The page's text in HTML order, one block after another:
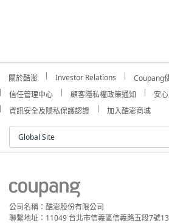
關於酷澎 Investor Relations Coupang
信任管理中心
顧客隱私權政策通知 安
資訊安全及隱私保護認證
加入酷澎商城
Global Site
公司名稱：酷澎股份有限公司
聯繫地址：11049 台北市信義區信義路五段7號